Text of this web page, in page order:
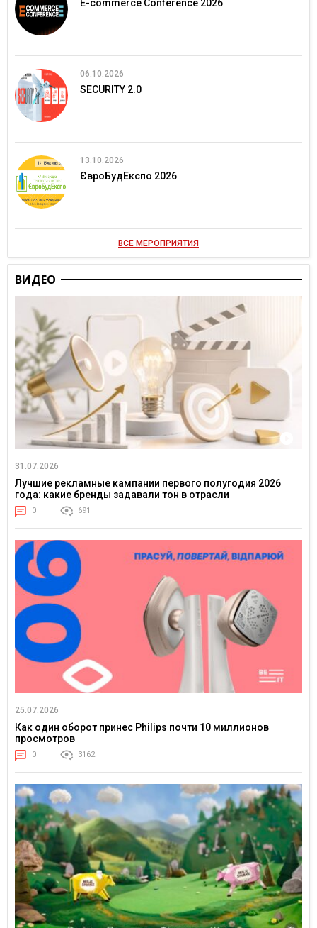
E-commerce Conference 2026
06.10.2026
SECURITY 2.0
13.10.2026
ЄвроБудЕкспо 2026
ВСЕ МЕРОПРИЯТИЯ
ВИДЕО
31.07.2026
Лучшие рекламные кампании первого полугодия 2026
года: какие бренды задавали тон в отрасли
0 691
25.07.2026
Как один оборот принес Philips почти 10 миллионов
просмотров
0 3162